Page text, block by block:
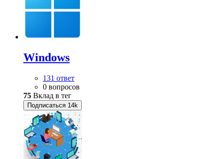
Windows
131 ответ
0 вопросов
75 Вклад в тег
Подписаться 14k